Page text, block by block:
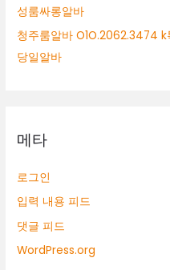
성룸싸롱알바
청주룸알바 O1O.2062.3474
당일알바
메타
로그인
입력 내용 피드
댓글 피드
WordPress.org